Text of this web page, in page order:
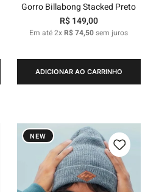
Gorro Billabong Stacked Preto
R$ 149,00
Em até2xR$74,50sem juros
ADICIONAR AO CARRINHO
NEW